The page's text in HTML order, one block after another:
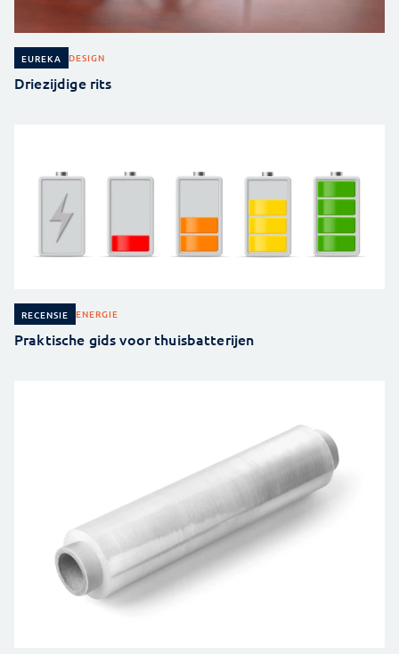
EUREKA DESIGN
Driezijdige rits
RECENSIE ENERGIE
Praktische gids voor thuisbatterijen